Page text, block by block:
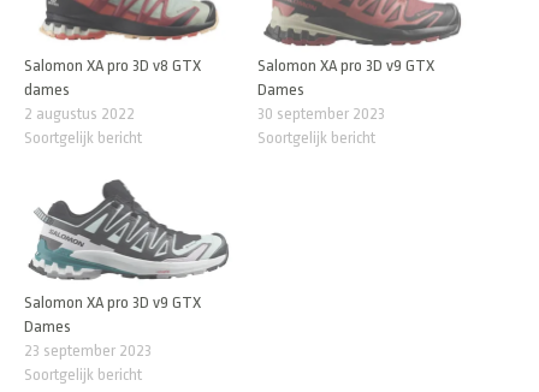
Salomon XA pro 3D v8 GTX
dames
2 augustus 2022
Soortgelijk bericht
Salomon XA pro 3D v9 GTX
Dames
30 september 2023
Soortgelijk bericht
Salomon XA pro 3D v9 GTX
Dames
23 september 2023
Soortgelijk bericht